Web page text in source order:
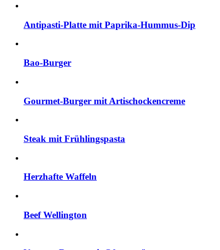
Antipasti-Platte mit Paprika-Hummus-Dip
Bao-Burger
Gourmet-Burger mit Artischockencreme
Steak mit Frühlingspasta
Herzhafte Waffeln
Beef Wellington